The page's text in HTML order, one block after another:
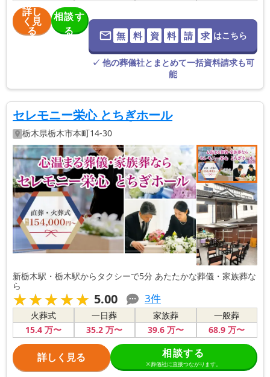
詳し
く見
る
相談す
る
無 料 資 料 請 求 はこちら
✓ 他の葬儀社とまとめて一括資料請求も可
能
セレモニー栄心 とちぎホール
栃木県栃木市本町14-30
新栃木駅・栃木駅からタクシーで5分 あたたかな葬儀・家族葬な
ら
★★★★★
★★★★★ 5.00 3件
火葬式
15.4万〜
一日葬
35.2 万〜
家族葬
39.6万〜
一般葬
68.9 万〜
詳しく見る 相談する
※葬儀社に直接つながります。